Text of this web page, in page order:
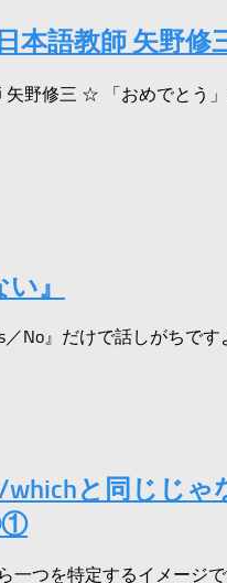
語教師 矢野修
矢野修三 ☆ 「おめでとう
』
No』だけで話しがちで
と同じじ
一つを特定するイメージ